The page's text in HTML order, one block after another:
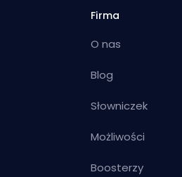
Firma
O nas
Blog
Słowniczek
Możliwości
Boosterzy